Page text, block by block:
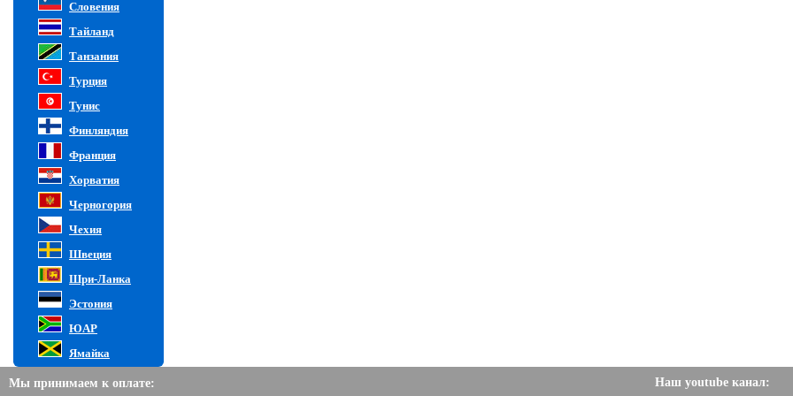
Словения
Тайланд
Танзания
Турция
Тунис
Финляндия
Франция
Хорватия
Черногория
Чехия
Швеция
Шри-Ланка
Эстония
ЮАР
Ямайка
Мы принимаем к оплате: Наш youtube канал: